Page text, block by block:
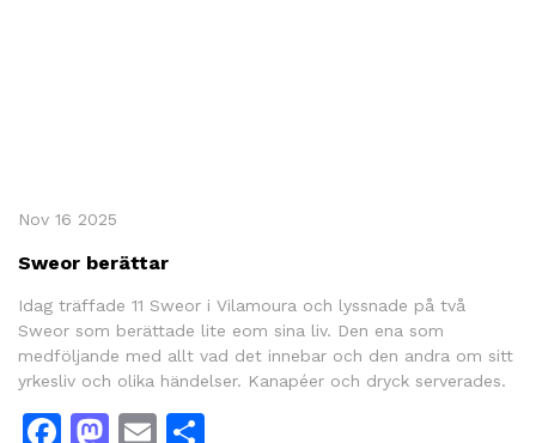
Nov 16 2025
Sweor berättar
Idag träffade 11 Sweor i Vilamoura och lyssnade på två
Sweor som berättade lite eom sina liv. Den ena som
medföljande med allt vad det innebar och den andra om sitt
yrkesliv och olika händelser. Kanapéer och dryck serverades.
Facebook
Mastodon
Email